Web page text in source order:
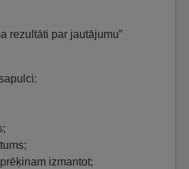
rezultāti par jautājumu”
izmantot;